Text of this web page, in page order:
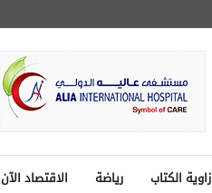
الاقتصاد الآن رياضة زاوية الكتاب